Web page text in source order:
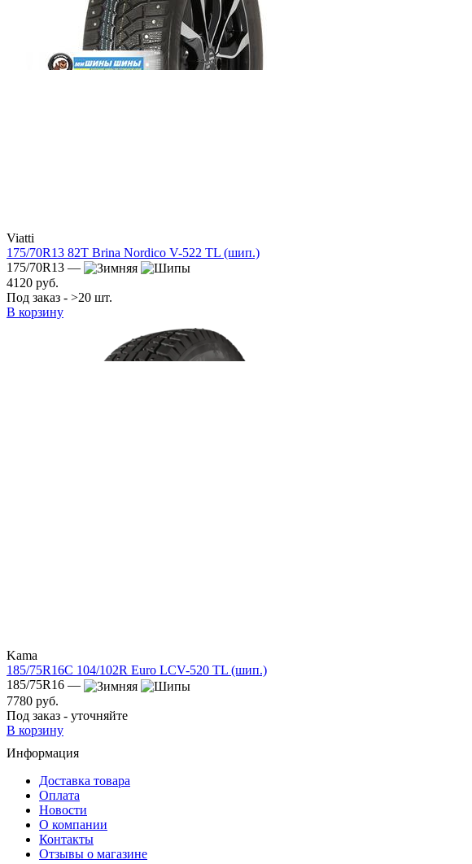
Viatti
175/70R13 82T Brina Nordico V-522 TL (шип.)
175/70R13 —
4120 руб.
Под заказ - >20 шт.
В корзину
Kama
185/75R16C 104/102R Euro LCV-520 TL (шип.)
185/75R16 —
7780 руб.
Под заказ - уточняйте
В корзину
Информация
Доставка товара
Оплата
Новости
О компании
Контакты
Отзывы о магазине